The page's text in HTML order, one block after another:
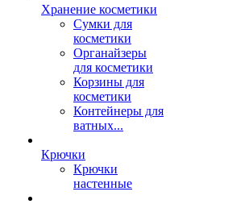
Хранение косметики
Сумки для
косметики
Органайзеры
для косметики
Корзины для
косметики
Контейнеры для
ватных...
Крючки
Крючки
настенные